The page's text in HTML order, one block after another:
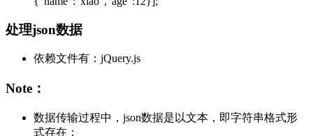
处理json数据
依赖文件有：jQuery.js
Note：
数据传输过程中，json数据是以文本，即字符串格式形
式存在；